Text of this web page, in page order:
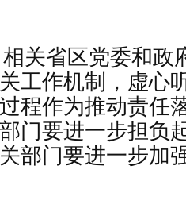
关省区党委和政
工作机制，虚心
程作为推动责任
门要进一步担负
部门要进一步加